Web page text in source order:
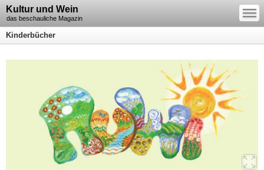
Kultur und Wein
das beschauliche Magazin
—
—
—
Kinderbücher